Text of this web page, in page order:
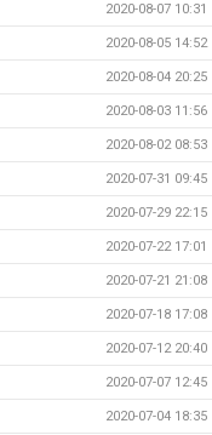
2020-08-07 10:31
2020-08-05 14:52
2020-08-04 20:25
2020-08-03 11:56
2020-08-02 08:53
2020-07-31 09:45
2020-07-29 22:15
2020-07-22 17:01
2020-07-21 21:08
2020-07-18 17:08
2020-07-12 20:40
2020-07-07 12:45
2020-07-04 18:35